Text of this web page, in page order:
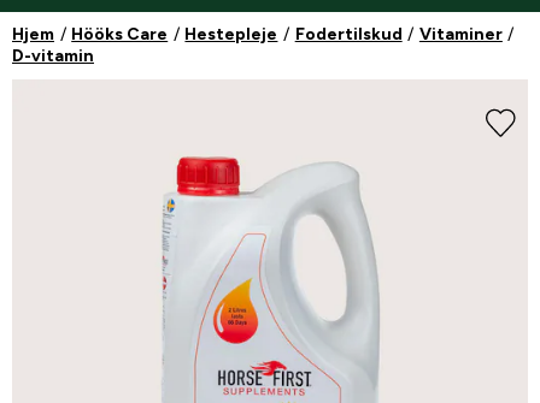
Hjem Hööks Care Hestepleje Fodertilskud
Vitaminer
D-vitamin